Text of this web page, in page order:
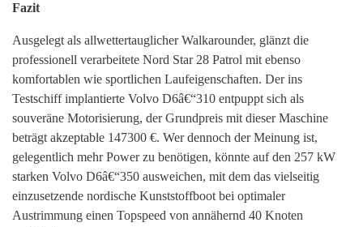
Fazit
Ausgelegt als allwettertauglicher Walkarounder, glänzt die
professionell verarbeitete Nord Star 28 Patrol mit ebenso
komfortablen wie sportlichen Laufeigenschaften. Der ins
Testschiff implantierte Volvo D6â€“310 entpuppt sich als
souveräne Motorisierung, der Grundpreis mit dieser Maschine
beträgt akzeptable 147300 €. Wer dennoch der Meinung ist,
gelegentlich mehr Power zu benötigen, könnte auf den 257 kW
starken Volvo D6â€“350 ausweichen, mit dem das vielseitig
einzusetzende nordische Kunststoffboot bei optimaler
Austrimmung einen Topspeed von annähernd 40 Knoten